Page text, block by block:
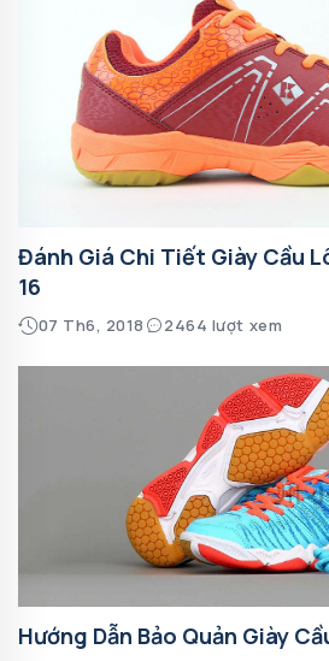
Đánh Giá Chi Tiết Giày Cầu
16
07 Th6, 2018 2464 lượt xem
Hướng Dẫn Bảo Quản Giày